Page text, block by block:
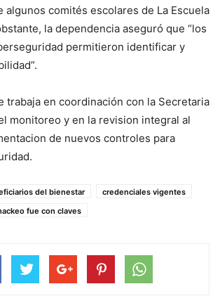
algunos comités escolares de La Escuela
la dependencia aseguró que “los
permitieron identificar y
trabaja en coordinación con la Secretaria
monitoreo y en la revision integral al
de nuevos controles para
del bienestar
credenciales vigentes
fue con claves